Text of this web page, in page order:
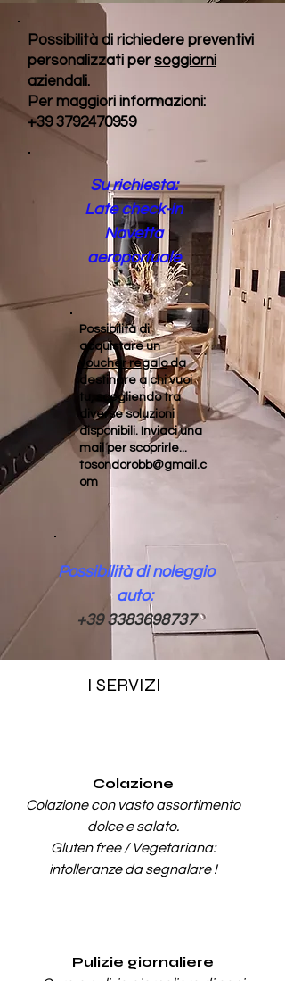
Possibilità di richiedere preventivi
personalizzati per soggiorni
aziendali.
Per maggiori informazioni:
+39 3792470959
Su richiesta:
Late check-in
Navetta
aeroportuale
Possibilità di
acquistare un
voucher regaloda
destinare a chi vuoi
tu, scegliendo tra
diverse soluzioni
disponibili. Inviaci una
mail per scoprirle...
tosondorobb@gmail.c
om
Possibilità di noleggio
auto:
+39 3383698737
I SERVIZI
Colazione
Colazione con vasto assortimento
dolce e salato.
Gluten free / Vegetariana:
intolleranze da segnalare !
Pulizie giornaliere